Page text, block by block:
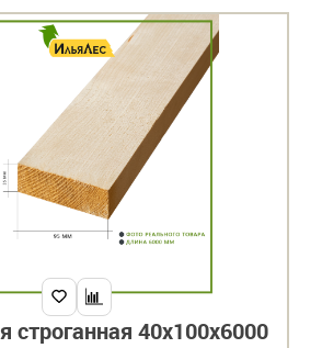
строганная 40х100х6000